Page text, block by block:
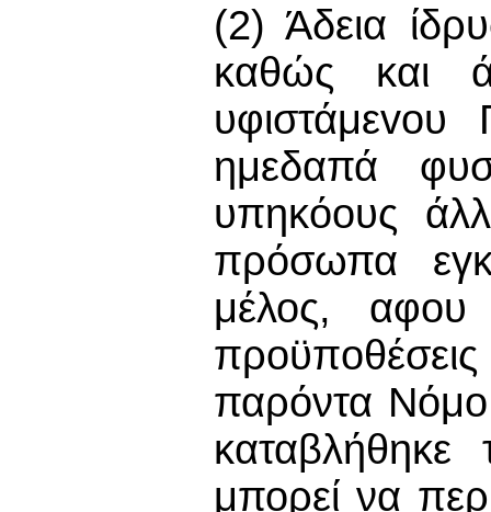
(2) Άδεια
καθώς και
υφιστάμεvoυ
ημεδαπά
υπηκόους
πρόσωπα
μέλος, αφου
παρόντα Νόμο
καταβλήθηκε
μπορεί να